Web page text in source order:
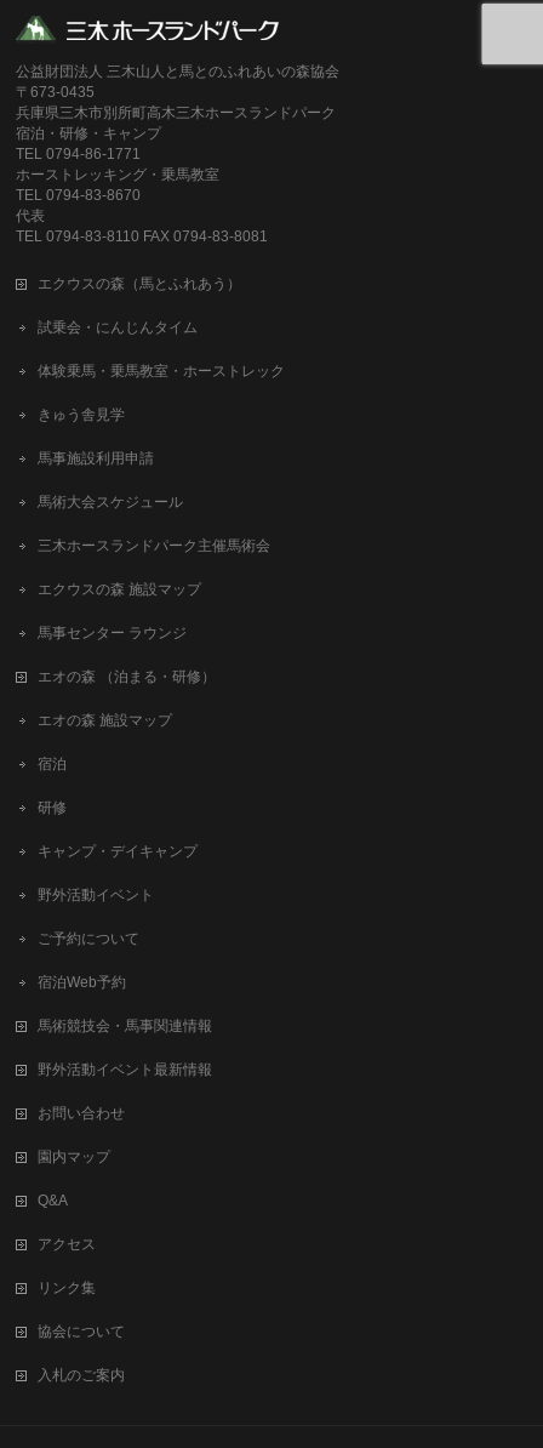
公益財団法人 三木山人と馬とのふれあいの森協会
〒673-0435
兵庫県三木市別所町高木三木ホースランドパーク
宿泊・研修・キャンプ
TEL 0794-86-1771
ホーストレッキング・乗馬教室
TEL 0794-83-8670
代表
TEL 0794-83-8110 FAX 0794-83-8081
エクウスの森（馬とふれあう）
試乗会・にんじんタイム
体験乗馬・乗馬教室・ホーストレック
きゅう舎見学
馬事施設利用申請
馬術大会スケジュール
三木ホースランドパーク主催馬術会
エクウスの森 施設マップ
馬事センター ラウンジ
エオの森 （泊まる・研修）
エオの森 施設マップ
宿泊
研修
キャンプ・デイキャンプ
野外活動イベント
ご予約について
宿泊Web予約
馬術競技会・馬事関連情報
野外活動イベント最新情報
お問い合わせ
園内マップ
Q&A
アクセス
リンク集
協会について
入札のご案内